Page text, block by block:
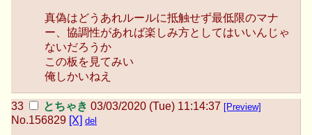
真偽はどうあれルールに抵触せず最低限のマナ
ー、協調性があれば楽しみ方としてはいいんじゃ
ないだろうか
この板を見てみい
俺しかいねえ
とちゃき 03/03/2020 (Tue) 11:14:37 [Preview]
No.156829 [X] del